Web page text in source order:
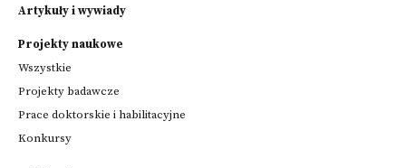
Artykuły i wywiady
Projekty naukowe
Wszystkie
Projekty badawcze
Prace doktorskie i habilitacyjne
Konkursy